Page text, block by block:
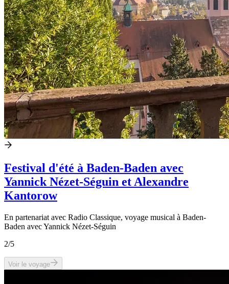
Festival d'été à Baden-Baden avec
Yannick Nézet-Séguin et Alexandre
Kantorow
En partenariat avec Radio Classique, voyage musical à Baden-
Baden avec Yannick Nézet-Séguin
2/5
Voir le voyage